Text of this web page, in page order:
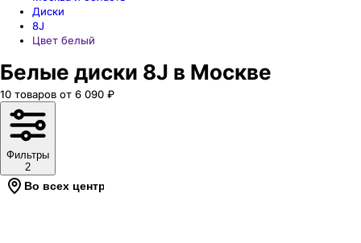
Диски
8J
Цвет белый
Белые диски 8J в Москве
10 товаров от 6 090 ₽
Фильтры
2
Во всех центрах